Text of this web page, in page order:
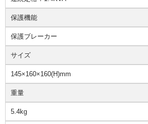
保護機能
保護ブレーカー
サイズ
145×160×160(H)mm
重量
5.4kg